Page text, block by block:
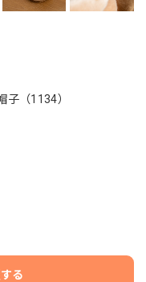
（1134）
る